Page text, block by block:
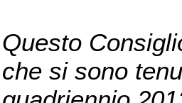
Questo
che si sono